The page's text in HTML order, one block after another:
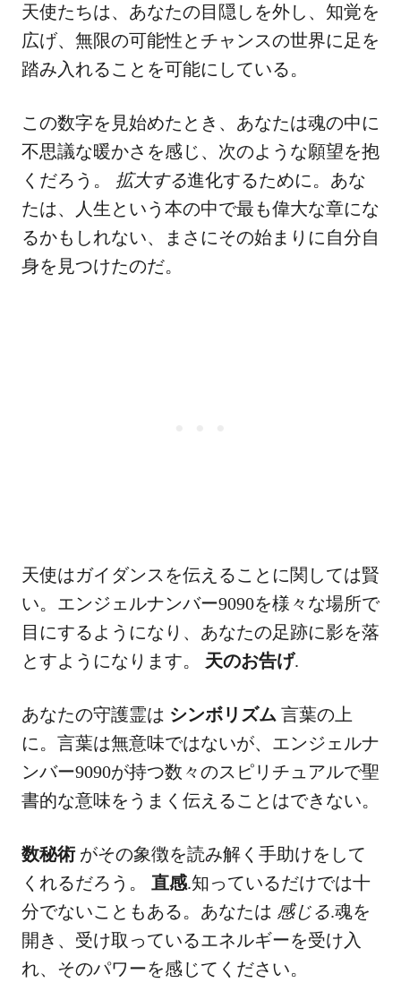
天使たちは、あなたの目隠しを外し、知覚を
広げ、無限の可能性とチャンスの世界に足を
踏み入れることを可能にしている。
この数字を見始めたとき、あなたは魂の中に
不思議な暖かさを感じ、次のような願望を抱
くだろう。 拡大する進化するために。あな
たは、人生という本の中で最も偉大な章にな
るかもしれない、まさにその始まりに自分自
身を見つけたのだ。
天使はガイダンスを伝えることに関しては賢
い。エンジェルナンバー9090を様々な場所で
目にするようになり、あなたの足跡に影を落
とすようになります。 天のお告げ.
あなたの守護霊は シンボリズム 言葉の上
に。言葉は無意味ではないが、エンジェルナ
ンバー9090が持つ数々のスピリチュアルで聖
書的な意味をうまく伝えることはできない。
数秘術がその象徴を読み解く手助けをして
くれるだろう。 直感.知っているだけでは十
分でないこともある。あなたは 感じる.魂を
開き、受け取っているエネルギーを受け入
れ、そのパワーを感じてください。